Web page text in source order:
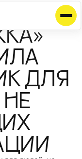
ДЛЯ